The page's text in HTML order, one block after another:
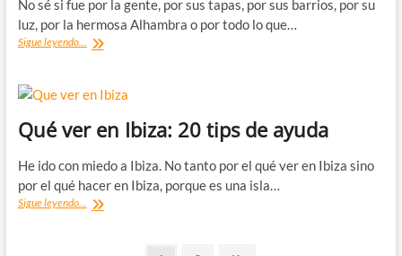
No sé si fue por la gente, por sus tapas, por sus barrios, por su
luz, por la hermosa Alhambra o por todo lo que…
Sigue leyendo... Qué
Granada:
de
Qué ver en Ibiza: 20 tips de ayuda
He ido con miedo a Ibiza. No tanto por el qué ver en Ibiza sino
por el qué hacer en Ibiza, porque es una isla…
Sigue leyendo... Qué